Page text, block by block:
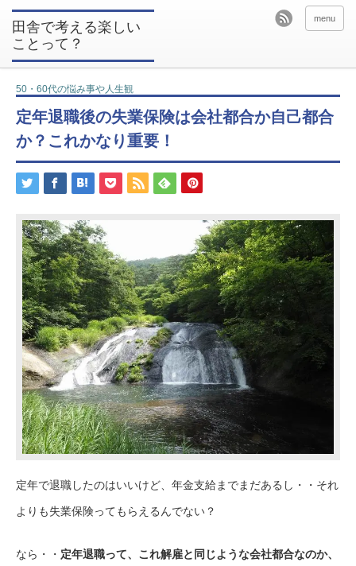
田舎で考える楽しい
ことって？
menu
50・60代の悩み事や人生観
定年退職後の失業保険は会社都合か自己都合
か？これかなり重要！
定年で退職したのはいいけど、年金支給までまだあるし・・それ
よりも失業保険ってもらえるんでない？
なら・・ 定年退職って、これ解雇と同じような会社都合なのか、